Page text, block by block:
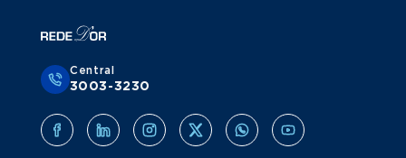
Central
3003-3230